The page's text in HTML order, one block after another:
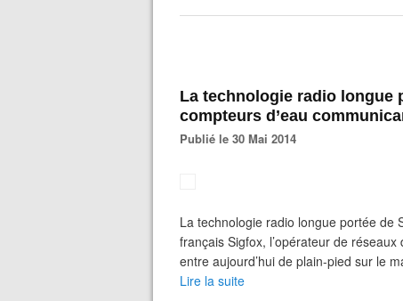
La technologie radio longue
compteurs d’eau
Publié le 30 Mai 2014
La technologie radio longue portée de
français Sigfox, l’opérateur de
entre aujourd’hui de plain-pied sur le
Lire la suite